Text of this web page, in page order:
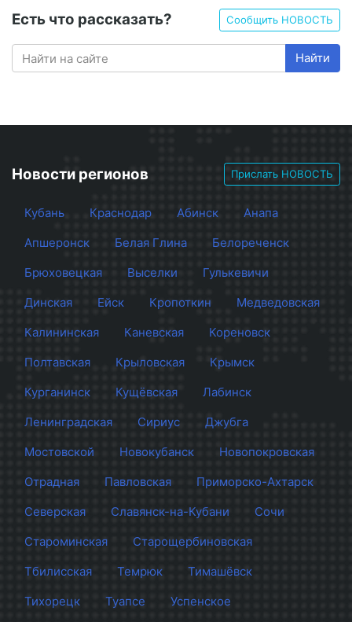
Есть что рассказать? Сообщить НОВОСТЬ
Найти
Новости регионов Прислать НОВОСТЬ
Кубань Краснодар Абинск
Анапа
Апшеронск
Белая Глина
Белореченск
Брюховецкая
Выселки
Гулькевичи
Динская
Ейск Кропоткин
Медведовская
Калининская
Каневская
Кореновск
Полтавская
Крыловская
Крымск
Курганинск
Кущёвская
Лабинск
Ленинградская
Сириус
Джубга
Мостовской
Новокубанск
Новопокровская
Отрадная
Павловская
Приморско-Ахтарск
Северская
Славянск-на-Кубани
Сочи
Староминская
Старощербиновская
Тбилисская
Темрюк
Тимашёвск
Тихорецк
Туапсе Успенское